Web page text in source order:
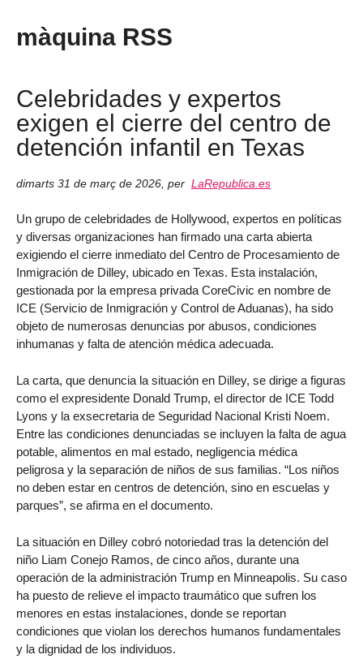
màquina RSS
Celebridades y expertos
exigen el cierre del centro de
detención infantil en Texas
dimarts 31 de març de 2026 per LaRepublica.es
Un grupo de celebridades de Hollywood, expertos en políticas
y diversas organizaciones han firmado una carta abierta
exigiendo el cierre inmediato del Centro de Procesamiento de
Inmigración de Dilley, ubicado en Texas. Esta instalación,
gestionada por la empresa privada CoreCivic en nombre de
ICE (Servicio de Inmigración y Control de Aduanas), ha sido
objeto de numerosas denuncias por abusos, condiciones
inhumanas y falta de atención médica adecuada.
La carta, que denuncia la situación en Dilley, se dirige a figuras
como el expresidente Donald Trump, el director de ICE Todd
Lyons y la exsecretaria de Seguridad Nacional Kristi Noem.
Entre las condiciones denunciadas se incluyen la falta de agua
potable, alimentos en mal estado, negligencia médica
peligrosa y la separación de niños de sus familias. “Los niños
no deben estar en centros de detención, sino en escuelas y
parques”, se afirma en el documento.
La situación en Dilley cobró notoriedad tras la detención del
niño Liam Conejo Ramos, de cinco años, durante una
operación de la administración Trump en Minneapolis. Su caso
ha puesto de relieve el impacto traumático que sufren los
menores en estas instalaciones, donde se reportan
condiciones que violan los derechos humanos fundamentales
y la dignidad de los individuos.